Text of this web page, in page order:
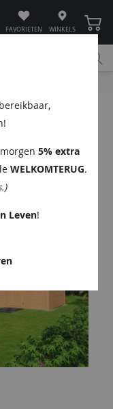
FAVORIETEN WINKELS
12 1302x452 cm
morgen5% extra
WELKOMTERUG.
Leven!